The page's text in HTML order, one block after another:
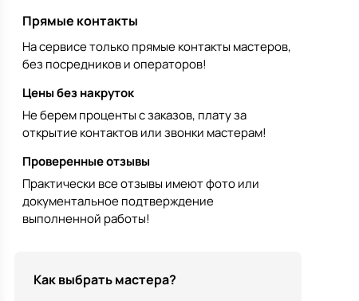
Прямые контакты
На сервисе только прямые контакты мастеров,
без посредников и операторов!
Цены без накруток
Не берем проценты с заказов, плату за
открытие контактов или звонки мастерам!
Проверенные отзывы
Практически все отзывы имеют фото или
документальное подтверждение
выполненной работы!
Как выбрать мастера?